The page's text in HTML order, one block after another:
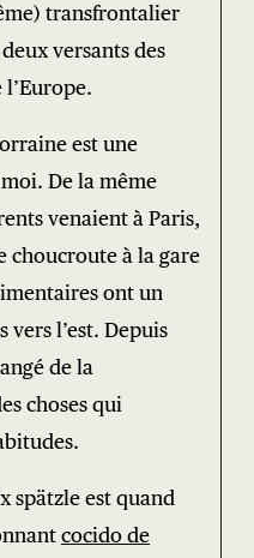
transfrontalier
versants des
est une
De la même
venaient à Paris,
choucroute à la gare
ont un
vers l’est. Depuis
de la
choses qui
spätzle est quand
cocido de